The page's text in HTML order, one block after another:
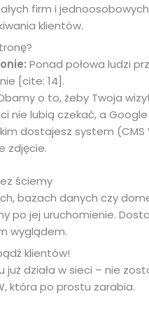
firm i
klientów.
Ponad połowa ludzi
[cite: 14].
o to, żeby Twoja
nie lubią czekać, a
dostajesz system
zdjęcie.
ściemy
bazach danych czy
po jej uruchomienie.
wyglądem.
klientów!
już działa w sieci – nie
która po prostu zarabia.